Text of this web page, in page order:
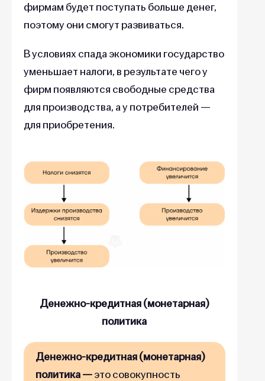
фирмам будет поступать больше денег,
поэтому они смогут развиваться.
В условиях спада экономики государство
уменьшает налоги, в результате чего у
фирм появляются свободные средства
для производства, а у потребителей —
для приобретения.
Денежно-кредитная (монетарная)
политика
Денежно-кредитная (монетарная)
политика —это совокупность